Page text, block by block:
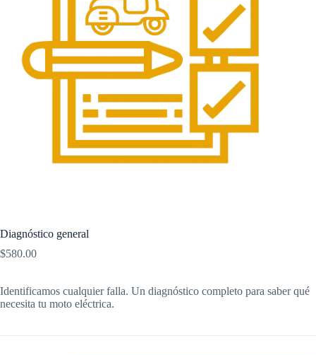
Diagnóstico general
$580.00
Identificamos cualquier falla. Un diagnóstico completo para saber qué
necesita tu moto eléctrica.